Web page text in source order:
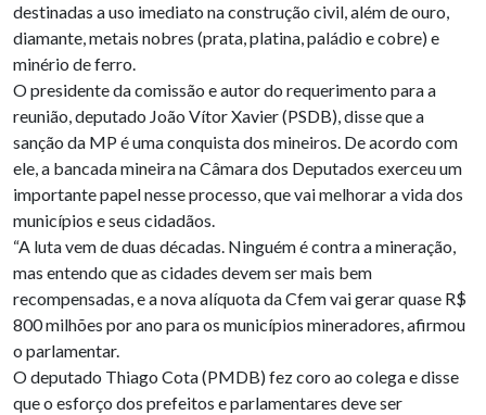
destinadas a uso imediato na construção civil, além de ouro,
diamante, metais nobres (prata, platina, paládio e cobre) e
minério de ferro.
O presidente da comissão e autor do requerimento para a
reunião, deputado João Vítor Xavier (PSDB), disse que a
sanção da MP é uma conquista dos mineiros. De acordo com
ele, a bancada mineira na Câmara dos Deputados exerceu um
importante papel nesse processo, que vai melhorar a vida dos
municípios e seus cidadãos.
“A luta vem de duas décadas. Ninguém é contra a mineração,
mas entendo que as cidades devem ser mais bem
recompensadas, e a nova alíquota da Cfem vai gerar quase R$
800 milhões por ano para os municípios mineradores, afirmou
o parlamentar.
O deputado Thiago Cota (PMDB) fez coro ao colega e disse
que o esforço dos prefeitos e parlamentares deve ser